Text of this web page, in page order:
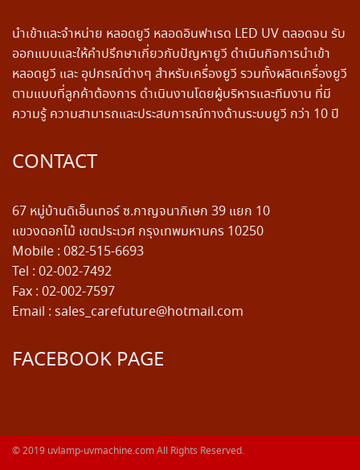
นำเข้าและจำหน่าย หลอดยูวี หลอดอินฟาเรด LED UV ตลอดจน รับ
ออกแบบและให้คำปรึกษาเกี่ยวกับปัญหายูวี ดำเนินกิจการนำเข้า
หลอดยูวี และ อุปกรณ์ต่างๆ สำหรับเครื่องยูวี รวมทั้งผลิตเครื่องยูวี
ตามแบบที่ลูกค้าต้องการ ดำเนินงานโดยผู้บริหารและทีมงาน ที่มี
ความรู้ ความสามารถและประสบการณ์ทางด้านระบบยูวี กว่า 10 ปี
CONTACT
67 หมู่บ้านดิเอ็นเทอร์ ซ.กาญจนาภิเษก 39 แยก 10
แขวงดอกไม้ เขตประเวศ กรุงเทพมหานคร 10250
Mobile : 082-515-6693
Tel : 02-002-7492
Fax : 02-002-7597
Email : sales_carefuture@hotmail.com
FACEBOOK PAGE
© 2019 uvlamp-uvmachine.comAll Rights Reserved.